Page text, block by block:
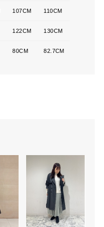
107CM 110CM
122CM 130CM
80CM 82.7CM